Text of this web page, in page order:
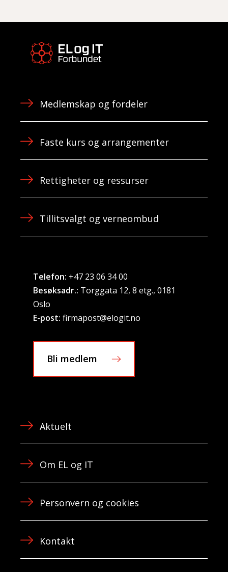
Medlemskap og fordeler
Faste kurs og arrangementer
Rettigheter og ressurser
Tillitsvalgt og verneombud
Telefon: +47 23 06 34 00
Besøksadr.: Torggata 12, 8 etg., 0181
Oslo
E-post: firmapost@elogit.no
Bli medlem
Aktuelt
Om EL og IT
Personvern og cookies
Kontakt